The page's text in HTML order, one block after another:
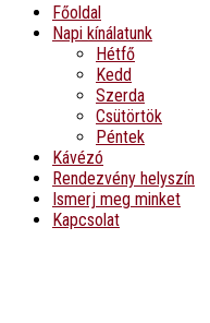
Főoldal
Napi kínálatunk
Hétfő
Kedd
Szerda
Csütörtök
Péntek
Kávézó
Rendezvény helyszín
Ismerj meg minket
Kapcsolat